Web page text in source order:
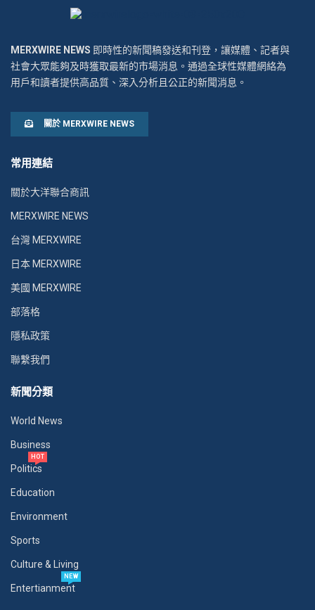
MERXWIRE NEWS 即時性的新聞稿發送和刊登，讓媒體、記者與
社會大眾能夠及時獲取最新的市場消息。通過全球性媒體網絡為
用戶和讀者提供高品質、深入分析且公正的新聞消息。
關於 MERXWIRE NEWS
常用連結
關於大洋聯合商訊
MERXWIRE NEWS
台灣 MERXWIRE
日本 MERXWIRE
美國 MERXWIRE
部落格
隱私政策
聯繫我們
新聞分類
World News
Business
Politics
HOT
Education
Environment
Sports
Culture & Living
Entertianment
NEW